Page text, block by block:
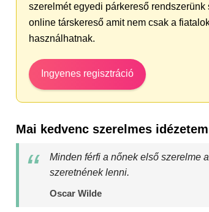
szerelmét egyedi párkereső
online társkereső amit nem csak a
használhatnak.
Ingyenes regisztráció
Mai kedvenc szerelmes idézetem
Minden férfi a nőnek első szerelme
szeretnének lenni.
Oscar Wilde